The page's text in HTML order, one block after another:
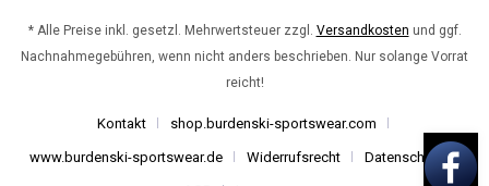
* Alle Preise inkl. gesetzl. Mehrwertsteuer zzgl. Versandkosten und ggf.
Nachnahmegebühren, wenn nicht anders beschrieben. Nur solange Vorrat
reicht!
Kontakt shop.burdenski-sportswear.com
www.burdenski-sportswear.de Widerrufsrecht Datenschutz